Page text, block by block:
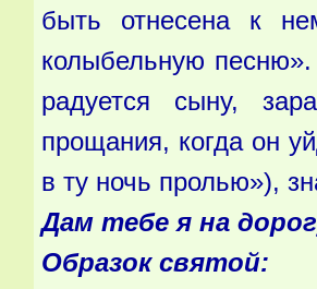
быть отнесена к
колыбельную песню».
радуется сыну,
прощания, когда он
в ту ночь пролью»),
Дам тебе я на
Образок святой: